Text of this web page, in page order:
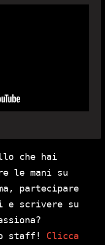
che hai
le mani su
partecipare
e scrivere su
staff! Clicca